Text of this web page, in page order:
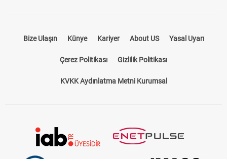
Bize Ulaşın Künye Kariyer About US Yasal Uyarı
Çerez Politikası Gizlilik Politikası
KVKK Aydınlatma Metni Kurumsal